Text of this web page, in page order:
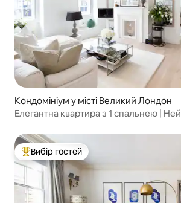
Кондомініум у місті Великий Лондон
Елегантна квартира з 1 спальнею |
Топ вибір гостей
Вибір гостей